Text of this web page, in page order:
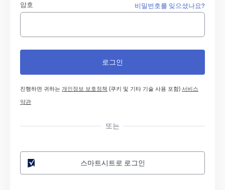
암호 비밀번호를 잊으셨나요?
진행하면 귀하는개인정보 보호정책 (쿠키 및 기타 기술 사용 포함)서비스
약관
또는
스마트시트로 로그인